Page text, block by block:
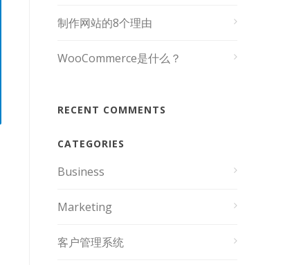
制作网站的8个理由
WooCommerce是什么？
RECENT COMMENTS
CATEGORIES
Business
Marketing
客户管理系统